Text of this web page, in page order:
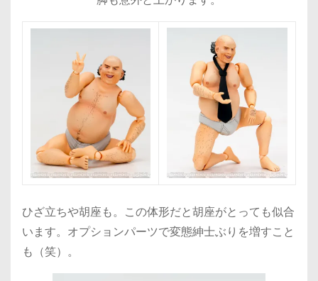
ひざ立ちや胡座も。この体形だと胡座がとっても似合
います。オプションパーツで変態紳士ぶりを増すこと
も（笑）。